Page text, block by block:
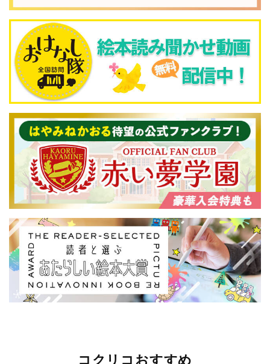
コクリコおすすめ